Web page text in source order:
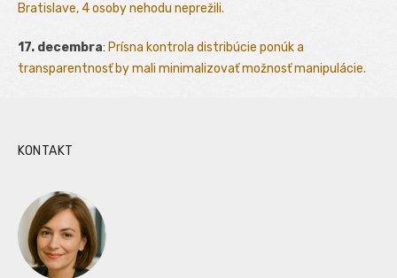
Bratislave, 4 osoby nehodu neprežili.
17. decembra: Prísna kontrola distribúcie ponúk a
transparentnosť by mali minimalizovať možnosť manipulácie.
KONTAKT